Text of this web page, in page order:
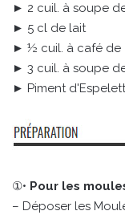
► 2 cuil. à soupe
► 5 cl de lait
► ½ cuil. à café de
► 3 cuil. à soupe
► Piment
①• Pour les
– Déposer les